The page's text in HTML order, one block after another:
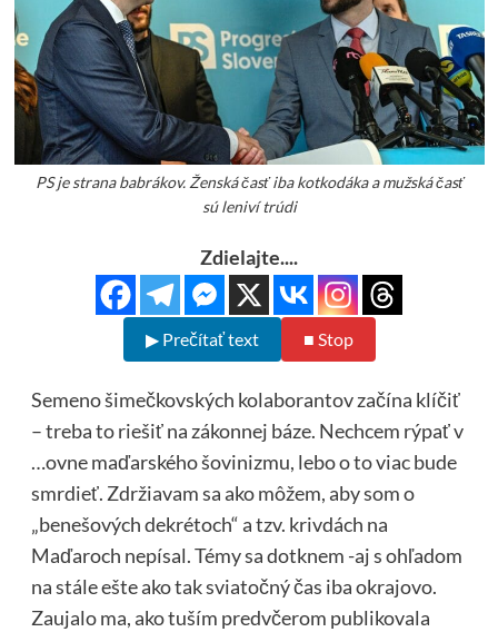
PS je strana babrákov. Ženská časť iba kotkodáka a mužská časť
sú leniví trúdi
Zdielajte....
▶ Prečítať text ■ Stop
Semeno šimečkovských kolaborantov začína klíčiť
– treba to riešiť na zákonnej báze. Nechcem rýpať v
…ovne maďarského šovinizmu, lebo o to viac bude
smrdieť. Zdržiavam sa ako môžem, aby som o
„benešových dekrétoch“ a tzv. krivdách na
Maďaroch nepísal. Témy sa dotknem -aj s ohľadom
na stále ešte ako tak sviatočný čas iba okrajovo.
Zaujalo ma, ako tuším predvčerom publikovala